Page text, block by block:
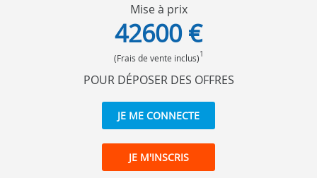
Mise à prix
42600 €
(Frais de vente inclus)1
POUR DÉPOSER DES OFFRES
JE ME CONNECTE
JE M'INSCRIS